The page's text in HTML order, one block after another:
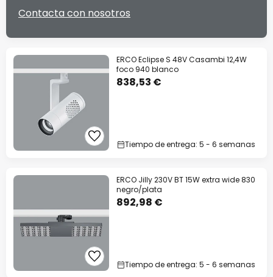
Contacta con nosotros
ERCO Eclipse S 48V Casambi 12,4W
foco 940 blanco
838,53 €
Tiempo de entrega: 5 - 6 semanas
ERCO Jilly 230V BT 15W extra wide 830
negro/plata
892,98 €
Tiempo de entrega: 5 - 6 semanas